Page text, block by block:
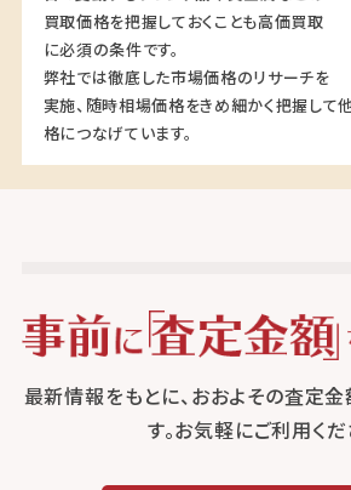
買取価格を把握しておくことも高価買取
に必須の条件です。
弊社では徹底した市場価格のリサーチを
実施、随時相場価格をきめ細かく把握して
格につなげています。
最新情報をもとに、おおよその査定
す。お気軽にご利用くだ